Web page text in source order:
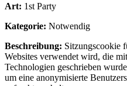
Art: 1st Party
Kategorie: Notwendig
Beschreibung: Sitzungscookie
Websites verwendet wird, die
Technologien geschrieben
um eine anonymisierte